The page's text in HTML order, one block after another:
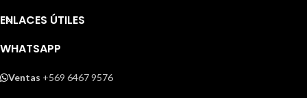
ENLACES ÚTILES
WHATSAPP
Ventas +569 6467 9576